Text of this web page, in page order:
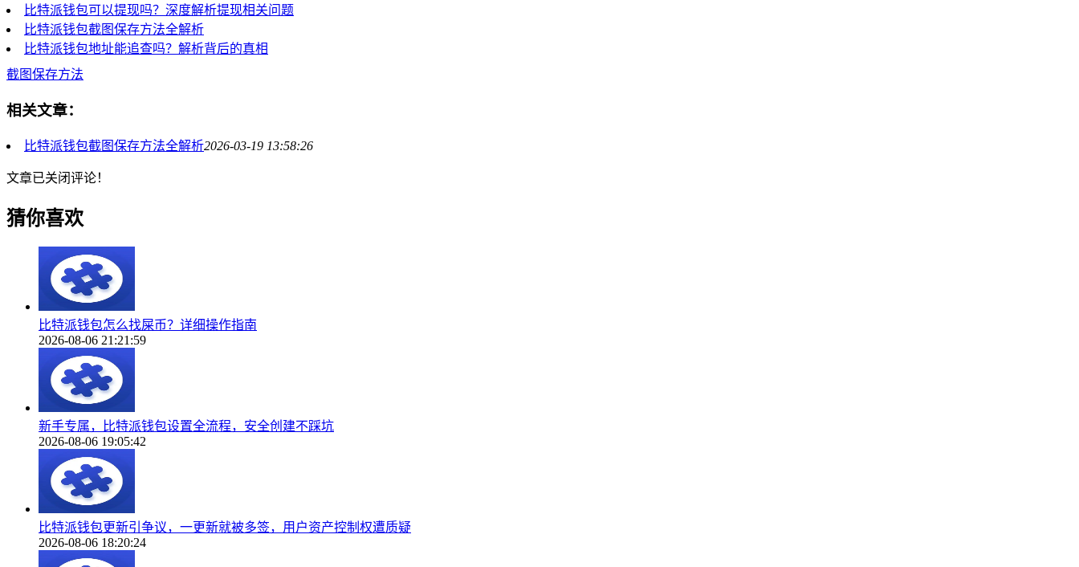
比特派钱包可以提现吗？深度解析提现相关问题
比特派钱包截图保存方法全解析
比特派钱包地址能追查吗？解析背后的真相
截图保存方法
相关文章：
比特派钱包截图保存方法全解析2026-03-19 13:58:26
文章已关闭评论！
猜你喜欢
比特派钱包怎么找屎币？详细操作指南
2026-08-06 21:21:59
新手专属，比特派钱包设置全流程，安全创建不踩坑
2026-08-06 19:05:42
比特派钱包更新引争议，一更新就被多签，用户资产控制权遭质疑
2026-08-06 18:20:24